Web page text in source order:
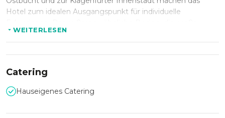
Hotel zum idealen Ausgangspunkt für individuelle
Wellness-Landschaft und die unmittelbare Nähe zum
bekannten Schloss Maria Loretto erfüllen Business- und
Urlaubsträume zu jeder Jahreszeit und stehen für neuen
ZeitGeist am Wörthersee. Das Seepark Wörthersee Resort
stellt 100 gratis Parkplätze und eine Parkgarage gegen
Gebühr für ihre Gäste zur Verfügung.
WEITERLESEN
Catering
Hauseigenes Catering